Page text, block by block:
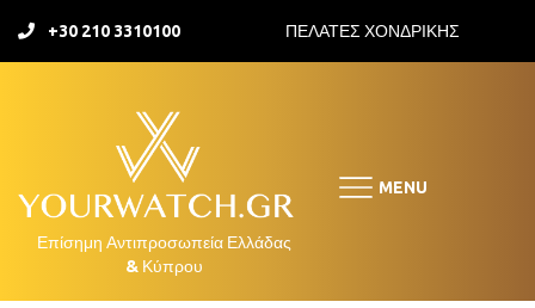
+30 210 3310100 ΠΕΛΑΤΕΣ ΧΟΝΔΡΙΚΗΣ
MENU